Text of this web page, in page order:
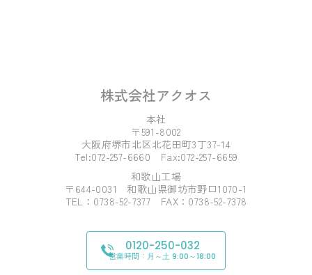
株式会社アクオス
本社
〒591-8002
大阪府堺市北区北花田町3丁37-14
Tel:072-257-6660 Fax:072-257-6659
和歌山工場
〒644-0031 和歌山県御坊市野口1070-1
TEL：0738-52-7377 FAX：0738-52-7378
0120-250-032
営業時間： 月～土 9:00～18:00